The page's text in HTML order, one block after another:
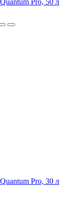
Pro, 50 л
Pro, 30 л